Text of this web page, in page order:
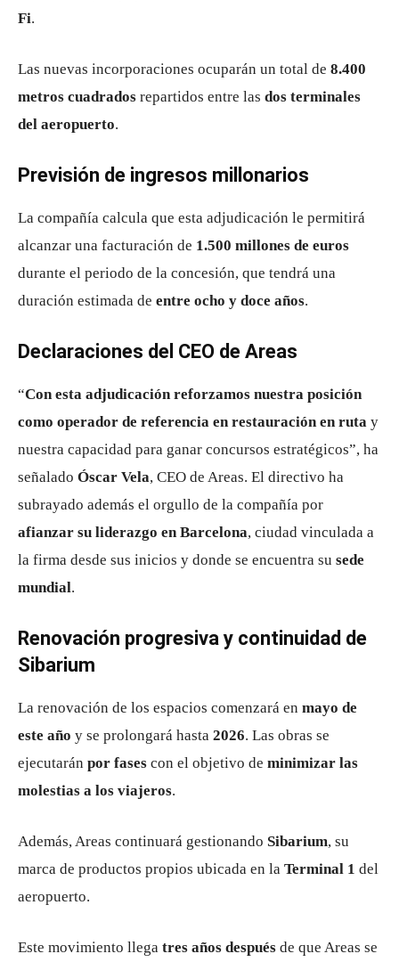
Fi.
Las nuevas incorporaciones ocuparán un total de 8.400
metros cuadrados repartidos entre las dos terminales
del aeropuerto.
Previsión de ingresos millonarios
La compañía calcula que esta adjudicación le permitirá
alcanzar una facturación de 1.500 millones de euros
durante el periodo de la concesión, que tendrá una
duración estimada de entre ocho y doce años.
Declaraciones del CEO de Areas
“Con esta adjudicación reforzamos nuestra posición
como operador de referencia en restauración en ruta y
nuestra capacidad para ganar concursos estratégicos”, ha
señalado Óscar Vela, CEO de Areas. El directivo ha
subrayado además el orgullo de la compañía por
afianzar su liderazgo en Barcelona, ciudad vinculada a
la firma desde sus inicios y donde se encuentra su sede
mundial.
Renovación progresiva y continuidad de
Sibarium
La renovación de los espacios comenzará en mayo de
este año y se prolongará hasta 2026. Las obras se
ejecutarán por fases con el objetivo de minimizar las
molestias a los viajeros.
Además, Areas continuará gestionando Sibarium, su
marca de productos propios ubicada en la Terminal 1 del
aeropuerto.
Este movimiento llega tres años después de que Areas se